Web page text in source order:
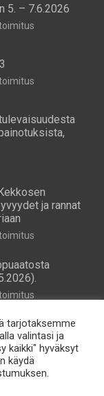
5. – 7.6.2026
ja rannat
tarjotaksemme
valintasi ja
kaikki" hyväksyt
käydä